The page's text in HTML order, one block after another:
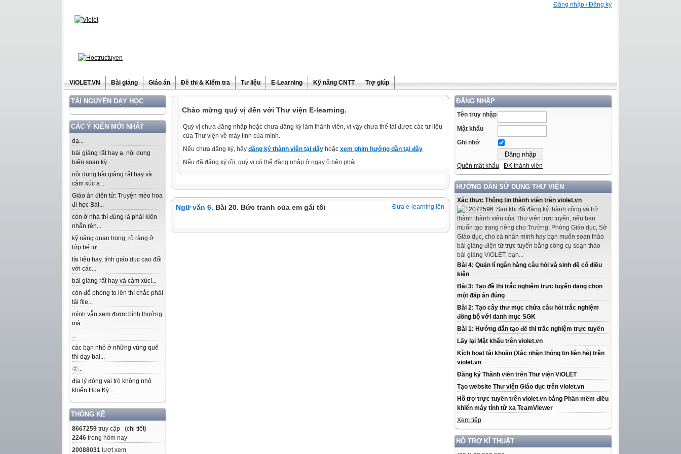
Đăng nhập / Đăng ký
ViOLET.VN Bài giảng Giáo án Đề thi & Kiểm tra Tư liệu E-Learning Kỹ năng CNTT Trợ giúp
TÀI NGUYÊN DẠY HỌC
CÁC Ý KIẾN MỚI NHẤT
dạ...
bài giảng rất hay ạ, nội dung
biên soạn kỳ...
nội dung bài giảng rất hay và
cảm xúc ạ ...
Giáo án điện tử: Truyện mèo hoa
đi học Bài...
còn ở nhà thì đúng là phải kiên
nhẫn rèn...
kỹ năng quan trọng, rõ ràng ở
lớp bé tự...
tài liệu hay, tính giáo dục cao đối
với các...
bài giảng rất hay và cảm xúc!...
còn để phóng to lên thì chắc phải
tải file...
mình vẫn xem được bình thường
mà...
...
các bạn nhỏ ở những vùng quê
thì dạy bài...
🫥...
địa lý đóng vai trò không nhỏ
khiến Hoa Kỳ...
THỐNG KÊ
8667259 truy cập (chi tiết)
2246 trong hôm nay
20088031 lượt xem
ĐĂNG NHẬP
Tên truy nhập
Mật khẩu
Ghi nhớ
Quên mật khẩu ĐK thành viên
HƯỚNG DẪN SỬ DỤNG THƯ VIỆN
Xác thực Thông tin thành viên trên violet.vn
Sau khi đã đăng ký thành công và trở
thành thành viên của Thư viện trực tuyến, nếu bạn
muốn tạo trang riêng cho Trường, Phòng Giáo dục, Sở
Giáo dục, cho cá nhân mình hay bạn muốn soạn thảo
bài giảng điện tử trực tuyến bằng công cụ soạn thảo
bài giảng ViOLET, bạn...
Bài 4: Quản lí ngân hàng câu hỏi và sinh đề có điều
kiện
Bài 3: Tạo đề thi trắc nghiệm trực tuyến dạng chọn
một đáp án đúng
Bài 2: Tạo cây thư mục chứa câu hỏi trắc nghiệm
đồng bộ với danh mục SGK
Bài 1: Hướng dẫn tạo đề thi trắc nghiệm trực tuyến
Lấy lại Mật khẩu trên violet.vn
Kích hoạt tài khoản (Xác nhận thông tin liên hệ) trên
violet.vn
Đăng ký Thành viên trên Thư viện ViOLET
Tạo website Thư viện Giáo dục trên violet.vn
Hỗ trợ trực tuyến trên violet.vn bằng Phần mềm điều
khiển máy tính từ xa TeamViewer
Xem tiếp
HỖ TRỢ KĨ THUẬT
Chào mừng quý vị đến với Thư viện E-learning.
Quý vị chưa đăng nhập hoặc chưa đăng ký làm thành viên, vì vậy chưa thể tải được các tư liệu
của Thư viện về máy tính của mình.
Nếu chưa đăng ký, hãy đăng ký thành viên tại đây hoặc xem phim hướng dẫn tại đây
Nếu đã đăng ký rồi, quý vị có thể đăng nhập ở ngay ô bên phải.
Đưa e-learning lên
Ngữ văn 6. Bài 20. Bức tranh của em gái tôi